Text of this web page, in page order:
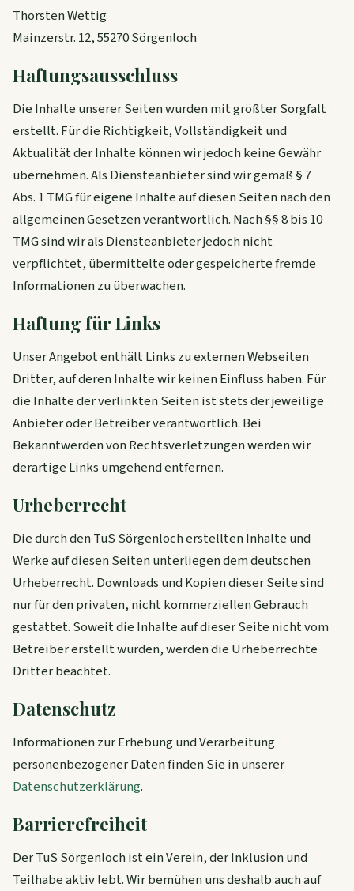
Thorsten Wettig
Mainzerstr. 12, 55270 Sörgenloch
Haftungsausschluss
Die Inhalte unserer Seiten wurden mit größter Sorgfalt
erstellt. Für die Richtigkeit, Vollständigkeit und
Aktualität der Inhalte können wir jedoch keine Gewähr
übernehmen. Als Diensteanbieter sind wir gemäß § 7
Abs. 1 TMG für eigene Inhalte auf diesen Seiten nach den
allgemeinen Gesetzen verantwortlich. Nach §§ 8 bis 10
TMG sind wir als Diensteanbieter jedoch nicht
verpflichtet, übermittelte oder gespeicherte fremde
Informationen zu überwachen.
Haftung für Links
Unser Angebot enthält Links zu externen Webseiten
Dritter, auf deren Inhalte wir keinen Einfluss haben. Für
die Inhalte der verlinkten Seiten ist stets der jeweilige
Anbieter oder Betreiber verantwortlich. Bei
Bekanntwerden von Rechtsverletzungen werden wir
derartige Links umgehend entfernen.
Urheberrecht
Die durch den TuS Sörgenloch erstellten Inhalte und
Werke auf diesen Seiten unterliegen dem deutschen
Urheberrecht. Downloads und Kopien dieser Seite sind
nur für den privaten, nicht kommerziellen Gebrauch
gestattet. Soweit die Inhalte auf dieser Seite nicht vom
Betreiber erstellt wurden, werden die Urheberrechte
Dritter beachtet.
Datenschutz
Informationen zur Erhebung und Verarbeitung
personenbezogener Daten finden Sie in unserer
Datenschutzerklärung.
Barrierefreiheit
Der TuS Sörgenloch ist ein Verein, der Inklusion und
Teilhabe aktiv lebt. Wir bemühen uns deshalb auch auf